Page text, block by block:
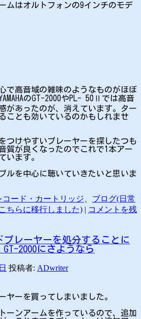
ムはオルトフォンの9インチのモデ
で高音域の雑味のようなものがほぼ
のGT-2000やPL- 50Ⅱでは高音
があったのが、消えています。ター
ことも効いているのかもしれませ
つけやすいプレーヤーを探したつも
質が良くなったのでこれで1本アー
います。
ルを中心に聴いていきたいと思いま
コード・カートリッジ
ブログ(日常
ちらに移行しました) | コメントを残
プレーヤーを処分することに
2000にさようなら
投稿者: ADwriter
ヤーを買ってしまいました。
ーンアームを作っているので、追加